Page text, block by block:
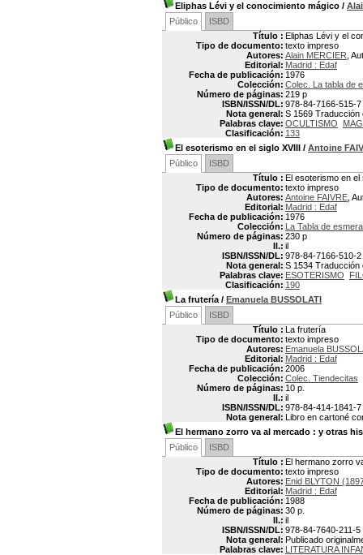
Eliphas Lévi y el conocimiento mágico /
Público
ISBD
Título : Eliphas Lévi y el
Tipo de documento: texto impreso
Autores: Alain MERCIER ,
Editorial: Madrid : Edaf
Fecha de publicación: 1976
Colección: Colec. La tabla de
Número de páginas: 219 p
ISBN/ISSN/DL: 978-84-7166-515-7
Nota general: S 1569 Traducción
Palabras clave: OCULTISMO
Clasificación: 133
El esoterismo en el siglo XVIII / Antoine
Público
ISBD
Título : El esoterismo en el
Tipo de documento: texto impreso
Autores: Antoine FAIVRE ,
Editorial: Madrid : Edaf
Fecha de publicación: 1976
Colección: La Tabla de
Número de páginas: 230 p
Il.: il
ISBN/ISSN/DL: 978-84-7166-510-2
Nota general: S 1534 Traducción
Palabras clave: ESOTERISMO
Clasificación: 190
La frutería / Emanuela BUSSOLATI
Público
ISBD
Título : La frutería
Tipo de documento: texto impreso
Autores: Emanuela
Editorial: Madrid : Edaf
Fecha de publicación: 2006
Colección: Colec. Tiendecitas
Número de páginas: 10 p.
Il.: il
ISBN/ISSN/DL: 978-84-414-1841-7
Nota general: Libro en cartoné
El hermano zorro va al mercado : y otras
Público
ISBD
Título : El hermano zorro
Tipo de documento: texto impreso
Autores: Enid BLYTON
Editorial: Madrid : Edaf
Fecha de publicación: 1988
Número de páginas: 30 p.
Il.: il
ISBN/ISSN/DL: 978-84-7640-211-5
Nota general: Publicado
Palabras clave: LITERATURA